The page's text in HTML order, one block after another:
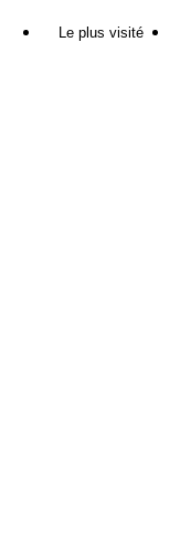
Le plus visité